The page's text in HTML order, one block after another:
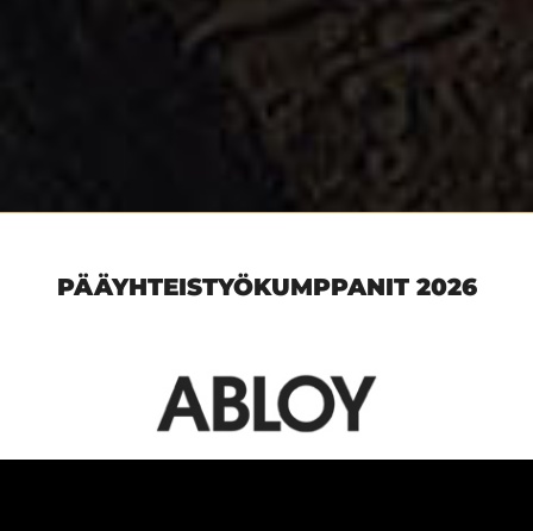
PÄÄYHTEISTYÖKUMPPANIT 2026